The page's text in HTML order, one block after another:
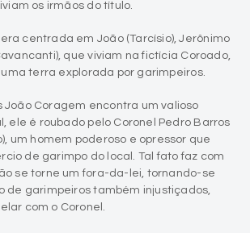
que viviam na fictícia Coroado,
João Coragem encontra um valioso
ele é roubado pelo Coronel Pedro Barros
de garimpo do local. Tal fato faz com
se torne um fora-da-lei, tornando-se
de garimpeiros também injustiçados,
com o Coronel.
Coragem, a novelista Janete Clair se
de faroeste, incluindo justiceiros